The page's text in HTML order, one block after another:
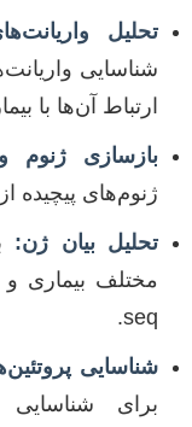
تحلیل
ارتباط آن‌ها با
بازسازی ژنوم
ژنوم‌های پیچیده
تحلیل بیان ژن:
seq.
شناسایی
برای شناسایی